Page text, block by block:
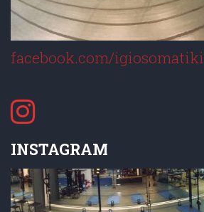
facebook.com/igiosomatiki
INSTAGRAM